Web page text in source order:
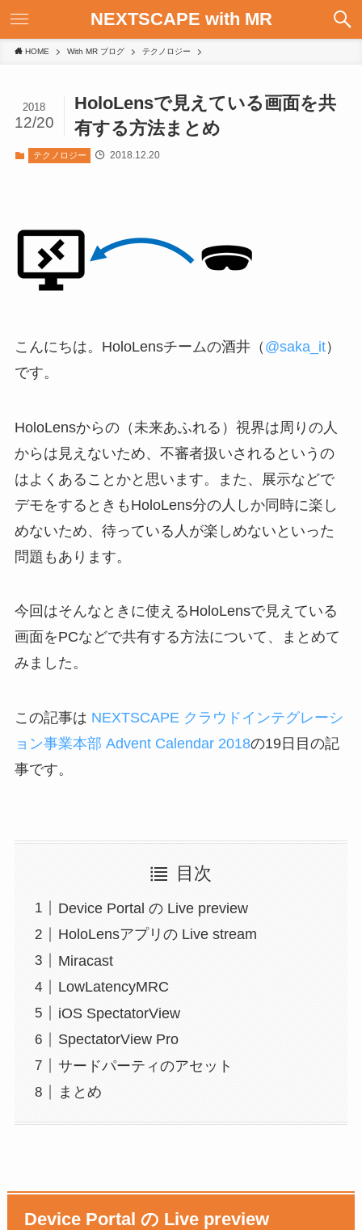
NEXTSCAPE with MR
HOME With MR ブログ テクノロジー
HoloLensで見えている画面を共
有する方法まとめ
2018
12/20
テクノロジー 2018.12.20
こんにちは。HoloLensチームの酒井（ @saka_it）
です。
HoloLensからの（未来あふれる）視界は周りの人
からは見えないため、不審者扱いされるというの
はよくあることかと思います。また、展示などで
デモをするときもHoloLens分の人しか同時に楽し
めないため、待っている人が楽しめないといった
問題もあります。
今回はそんなときに使えるHoloLensで見えている
画面をPCなどで共有する方法について、まとめて
みました。
この記事は NEXTSCAPE クラウドインテグレーシ
ョン事業本部 Advent Calendar 2018の19日目の記
事です。
目次
Device Portal の Live preview
HoloLensアプリの Live stream
Miracast
LowLatencyMRC
iOS SpectatorView
SpectatorView Pro
サードパーティのアセット
まとめ
Device Portal の Live preview